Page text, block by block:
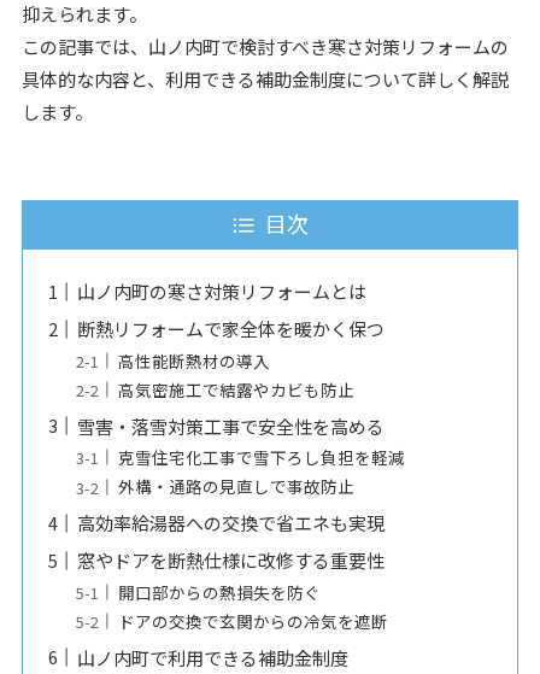
抑えられます。
この記事では、山ノ内町で検討すべき寒さ対策リフォームの
具体的な内容と、利用できる補助金制度について詳しく解説
します。
目次
山ノ内町の寒さ対策リフォームとは
断熱リフォームで家全体を暖かく保つ
高性能断熱材の導入
高気密施工で結露やカビも防止
雪害・落雪対策工事で安全性を高める
克雪住宅化工事で雪下ろし負担を軽減
外構・通路の見直しで事故防止
高効率給湯器への交換で省エネも実現
窓やドアを断熱仕様に改修する重要性
開口部からの熱損失を防ぐ
ドアの交換で玄関からの冷気を遮断
山ノ内町で利用できる補助金制度